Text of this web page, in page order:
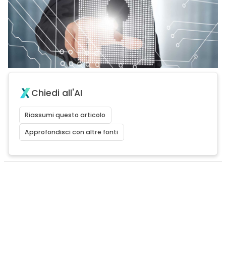
Chiedi all'AI
Riassumi questo articolo
Approfondisci con altre fonti